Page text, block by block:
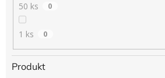
50 ks 0
1 ks 0
Produkt